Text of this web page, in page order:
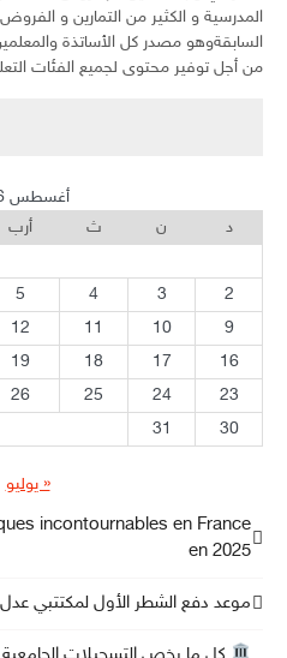
المدرسية و الكثير من التمارين و الفروض
السابقةوهو مصدر كل الأساتذة
من أجل توفير محتوى لجميع الفئات
أغسطس 2026
د
ن ث أرب
2
3
4
5
9
10
11
12
16
17
18
19
23
24
25
26
30
31
« يوليو
incontournables en France
en 2025
موعد دفع الشطر الأول لمكتتبي عدل 3